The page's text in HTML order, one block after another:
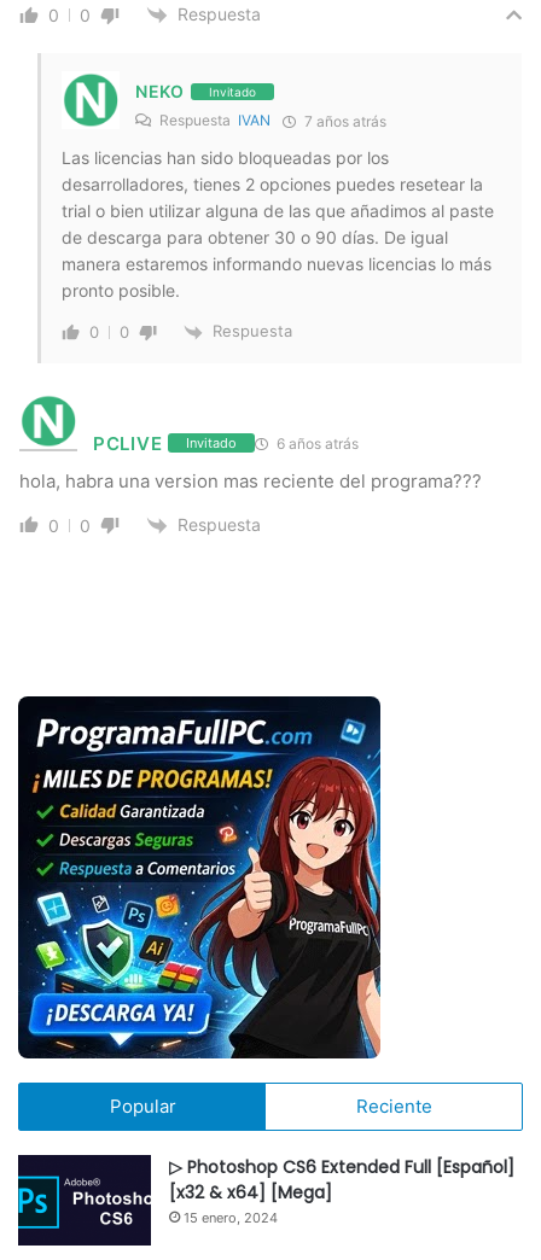
0 0 Respuesta
NEKO Invitado
Respuesta IVAN 7 años atrás
Las licencias han sido bloqueadas por los
desarrolladores, tienes 2 opciones puedes resetear la
trial o bien utilizar alguna de las que añadimos al paste
de descarga para obtener 30 o 90 días. De igual
manera estaremos informando nuevas licencias lo más
pronto posible.
0 0 Respuesta
PCLIVE Invitado 6 años atrás
hola, habra una version mas reciente del programa???
0 0 Respuesta
Popular Reciente
▷ Photoshop CS6 Extended Full [Español]
[x32 & x64] [Mega]
15 enero, 2024